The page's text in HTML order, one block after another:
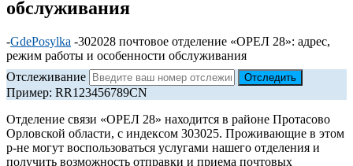
обслуживания
-GdePosylka -302028 почтовое отделение «ОРЕЛ 28»: адрес,
режим работы и особенности обслуживания
Отслеживание
Пример: RR123456789CN
Отделение связи «ОРЕЛ 28» находится в районе Протасово
Орловской области, с индексом 303025. Проживающие в этом
р-не могут воспользоваться услугами нашего отделения и
получить возможность отправки и приема почтовых